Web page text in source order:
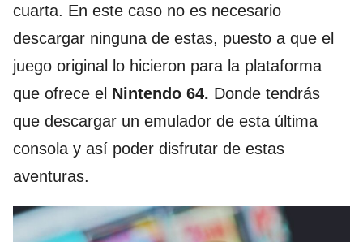
cuarta. En este caso no es necesario
descargar ninguna de estas, puesto a que el
juego original lo hicieron para la plataforma
que ofrece el Nintendo 64. Donde tendrás
que descargar un emulador de esta última
consola y así poder disfrutar de estas
aventuras.